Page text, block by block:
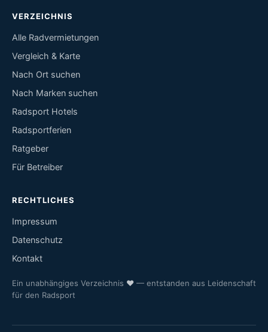
VERZEICHNIS
Alle Radvermietungen
Vergleich & Karte
Nach Ort suchen
Nach Marken suchen
Radsport Hotels
Radsportferien
Ratgeber
Für Betreiber
RECHTLICHES
Impressum
Datenschutz
Kontakt
Ein unabhängiges Verzeichnis ♥ — entstanden aus Leidenschaft
für den Radsport